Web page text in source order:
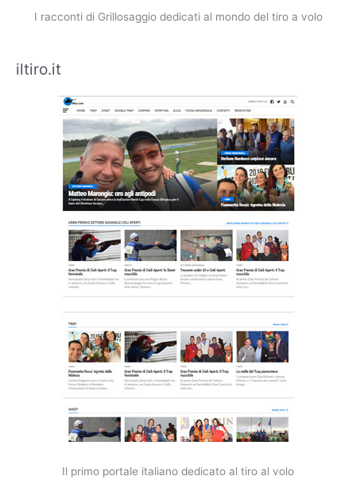
I racconti di Grillosaggio dedicati al mondo del tiro a volo
iltiro.it
Il primo portale italiano dedicato al tiro al volo